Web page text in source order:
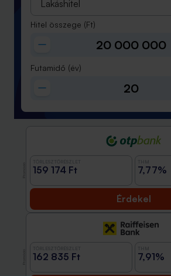
Lakáshitel
Hitel összege (Ft)
Futamidő (év)
159 174 Ft 7,77%
Érdekel
162 835 Ft 7,91%